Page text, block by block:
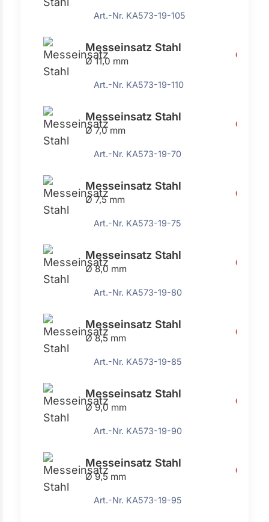
Art.-Nr. KA573-19-105
Messeinsatz Stahl
Ø 11,0 mm
6,76 €
Art.-Nr. KA573-19-110
Messeinsatz Stahl
Ø 7,0 mm
6,76 €
Art.-Nr. KA573-19-70
Messeinsatz Stahl
Ø 7,5 mm
6,76 €
Art.-Nr. KA573-19-75
Messeinsatz Stahl
Ø 8,0 mm
6,76 €
Art.-Nr. KA573-19-80
Messeinsatz Stahl
Ø 8,5 mm
6,76 €
Art.-Nr. KA573-19-85
Messeinsatz Stahl
Ø 9,0 mm
6,76 €
Art.-Nr. KA573-19-90
Messeinsatz Stahl
Ø 9,5 mm
6,76 €
Art.-Nr. KA573-19-95